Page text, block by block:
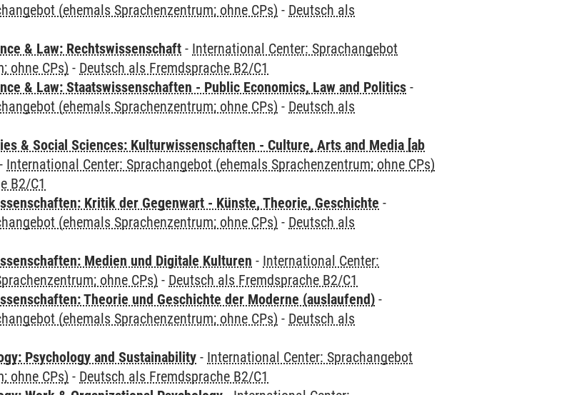
(ehemals Sprachenzentrum; ohne CPs) - Deutsch als
& Law: Rechtswissenschaft - International Center: Sprachangebot
ohne CPs) - Deutsch als Fremdsprache B2/C1
& Law: Staatswissenschaften - Public Economics, Law and Politics -
(ehemals Sprachenzentrum; ohne CPs) - Deutsch als
& Social Sciences: Kulturwissenschaften - Culture, Arts and Media [ab
- International Center: Sprachangebot (ehemals Sprachenzentrum; ohne CPs)
B2/C1
Kritik der Gegenwart - Künste, Theorie, Geschichte -
(ehemals Sprachenzentrum; ohne CPs) - Deutsch als
Medien und Digitale Kulturen - International Center:
ohne CPs) - Deutsch als Fremdsprache B2/C1
Theorie und Geschichte der Moderne (auslaufend) -
(ehemals Sprachenzentrum; ohne CPs) - Deutsch als
Psychology and Sustainability - International Center: Sprachangebot
ohne CPs) - Deutsch als Fremdsprache B2/C1